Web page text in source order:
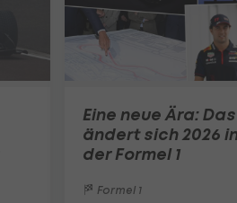
Eine neue Ära: Das
ändert sich 2026
der Formel 1
Formel 1